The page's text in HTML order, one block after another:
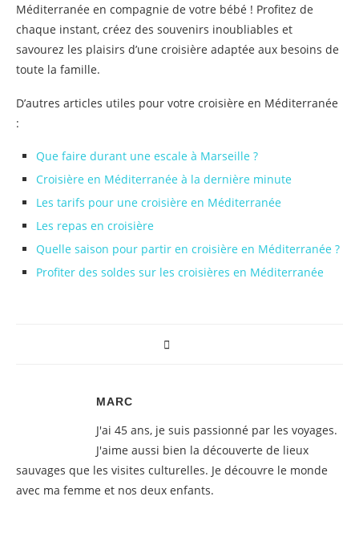
Méditerranée en compagnie de votre bébé ! Profitez de
chaque instant, créez des souvenirs inoubliables et
savourez les plaisirs d’une croisière adaptée aux besoins de
toute la famille.
D’autres articles utiles pour votre croisière en Méditerranée
:
Que faire durant une escale à Marseille ?
Croisière en Méditerranée à la dernière minute
Les tarifs pour une croisière en Méditerranée
Les repas en croisière
Quelle saison pour partir en croisière en Méditerranée ?
Profiter des soldes sur les croisières en Méditerranée
MARC
J'ai 45 ans, je suis passionné par les voyages.
J'aime aussi bien la découverte de lieux
sauvages que les visites culturelles. Je découvre le monde
avec ma femme et nos deux enfants.